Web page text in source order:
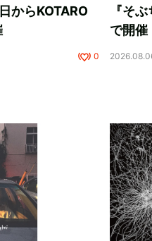
からKOTARO
0
『そ
で開催